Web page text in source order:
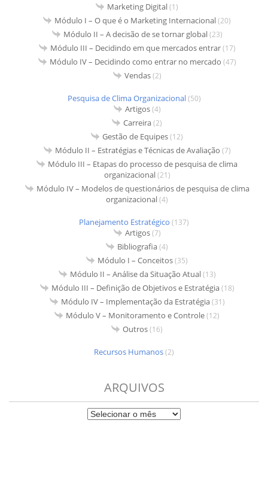
Marketing Digital(1)
Módulo I – O que é o Marketing Internacional(20)
Módulo II – A decisão de se tornar global(23)
Módulo III – Decidindo em que mercados entrar(17)
Módulo IV – Decidindo como entrar no mercado (47)
Vendas(2)
Pesquisa de Clima Organizacional(50)
Artigos(4)
Carreira(2)
Gestão de Equipes(12)
Módulo II – Estratégias e Técnicas de Avaliação (7)
Módulo III – Etapas do processo de pesquisa de clima
organizacional(21)
Módulo IV – Modelos de questionários de pesquisa de clima
organizacional(4)
Planejamento Estratégico (137)
Artigos(7)
Bibliografia(4)
Módulo I – Conceitos(35)
Módulo II – Análise da Situação Atual(13)
Módulo III – Definição de Objetivos e Estratégia(18)
Módulo IV – Implementação da Estratégia(31)
Módulo V – Monitoramento e Controle(12)
Outros(16)
Recursos Humanos(2)
ARQUIVOS